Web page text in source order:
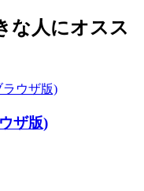
な人にオスス
ザ版)